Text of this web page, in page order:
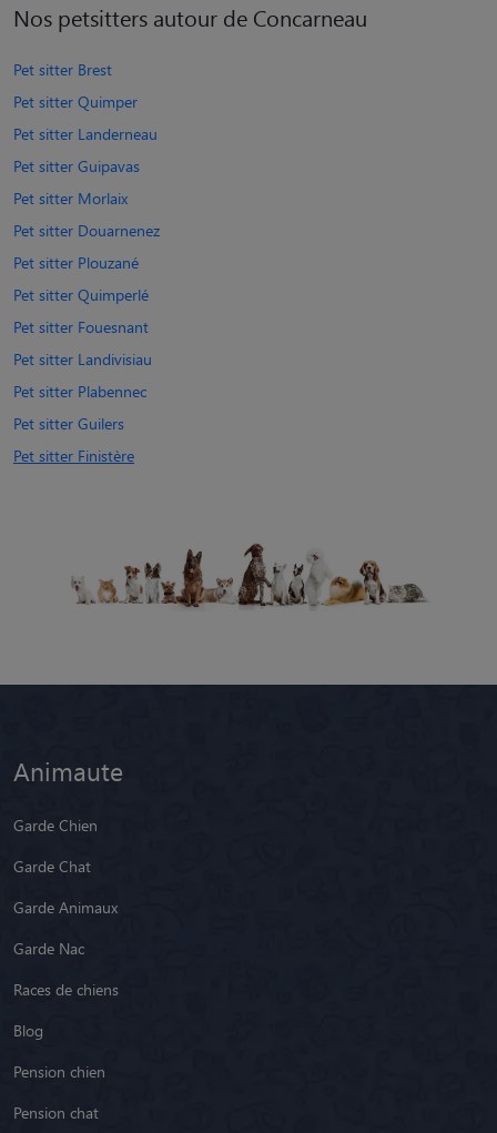
Nos petsitters autour de Concarneau
Pet sitter Brest
Pet sitter Quimper
Pet sitter Landerneau
Pet sitter Guipavas
Pet sitter Morlaix
Pet sitter Douarnenez
Pet sitter Plouzané
Pet sitter Quimperlé
Pet sitter Fouesnant
Pet sitter Landivisiau
Pet sitter Plabennec
Pet sitter Guilers
Pet sitter Finistère
Animaute
Garde Chien
Garde Chat
Garde Animaux
Garde Nac
Races de chiens
Blog
Pension chien
Pension chat